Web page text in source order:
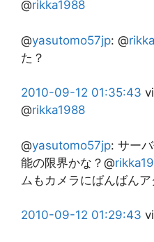
@rikka1988
@yasutomo57jp: @
た？
2010-09-12 01:35:43
@rikka1988
@yasutomo57jp: サー
能の限界かな？@
ムもカメラにばんばん
2010-09-12 01:29:43